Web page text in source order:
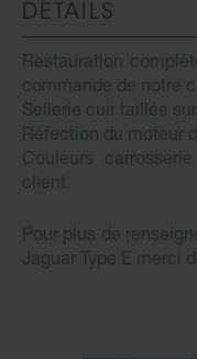
DÉTAILS
Restauration
commande de notre
Sellerie cuir taillée sur
Réfection du moteur
Couleurs
client.
Pour plus de
Jaguar Type E merci